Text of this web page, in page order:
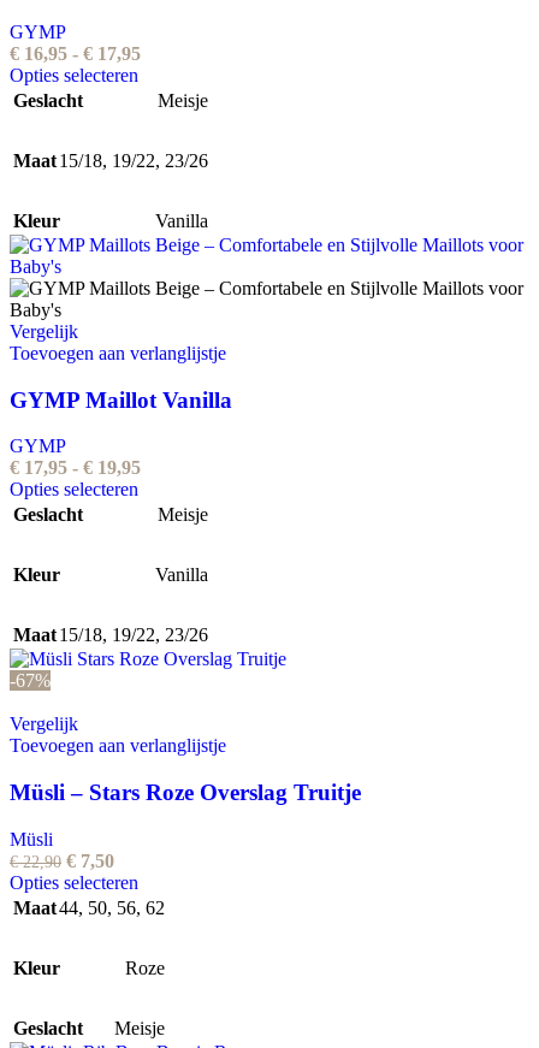
GYMP
€ 16,95 - € 17,95Prijsklasse:
tot
€ 17,95
Opties selecteren
product
variaties.
kan
gekozen
op
Geslacht Meisje
Maat15/18, 19/22, 23/26
Kleur Vanilla
Vergelijk
Toevoegen aan verlanglijstje
GYMP Maillot Vanilla
GYMP
€ 17,95 - € 19,95Prijsklasse:
tot
€ 19,95
Opties selecteren
product
variaties.
kan
gekozen
productpagina
Geslacht Meisje
Kleur Vanilla
Maat15/18, 19/22, 23/26
-67%
Vergelijk
Toevoegen aan verlanglijstje
Müsli – Stars Roze Overslag Truitje
Müsli
€22,90 Oorspronkelijke
prijs
was:
€ 7,50Huidige
prijs
is:
Opties selecteren
product
variaties.
kan
Maat44, 50, 56, 62
Kleur Roze
Geslacht Meisje